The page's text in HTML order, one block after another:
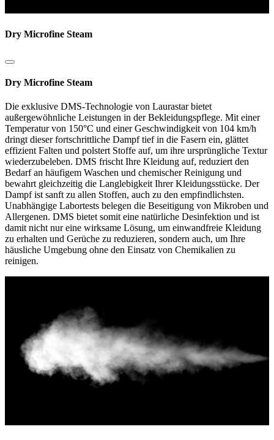
Dry Microfine Steam
Dry Microfine Steam
Die exklusive DMS-Technologie von Laurastar bietet
außergewöhnliche Leistungen in der Bekleidungspflege. Mit einer
Temperatur von 150°C und einer Geschwindigkeit von 104 km/h
dringt dieser fortschrittliche Dampf tief in die Fasern ein, glättet
effizient Falten und polstert Stoffe auf, um ihre ursprüngliche Textur
wiederzubeleben. DMS frischt Ihre Kleidung auf, reduziert den
Bedarf an häufigem Waschen und chemischer Reinigung und
bewahrt gleichzeitig die Langlebigkeit Ihrer Kleidungsstücke. Der
Dampf ist sanft zu allen Stoffen, auch zu den empfindlichsten.
Unabhängige Labortests belegen die Beseitigung von Mikroben und
Allergenen. DMS bietet somit eine natürliche Desinfektion und ist
damit nicht nur eine wirksame Lösung, um einwandfreie Kleidung
zu erhalten und Gerüche zu reduzieren, sondern auch, um Ihre
häusliche Umgebung ohne den Einsatz von Chemikalien zu
reinigen.